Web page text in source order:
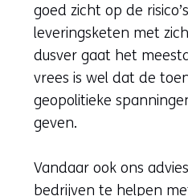
goed zicht op de
leveringsketen met
dusver gaat het
vrees is wel dat de
geopolitieke
geven.
Vandaar ook ons
bedrijven te helpen